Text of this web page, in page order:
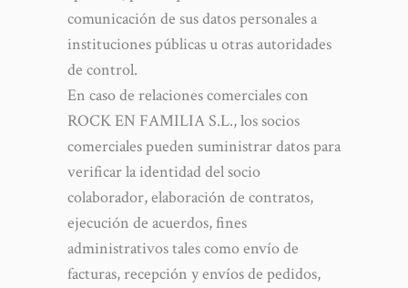
comunicación de sus datos personales a
instituciones públicas u otras autoridades
de control.
En caso de relaciones comerciales con
ROCK EN FAMILIA S.L., los socios
comerciales pueden suministrar datos para
verificar la identidad del socio
colaborador, elaboración de contratos,
ejecución de acuerdos, fines
administrativos tales como envío de
facturas, recepción y envíos de pedidos,